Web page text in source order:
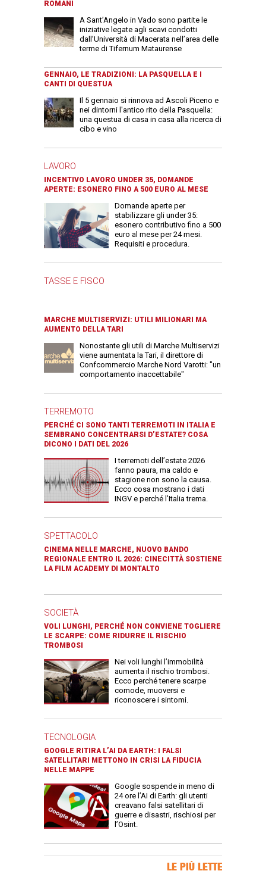
ROMANI
A Sant’Angelo in Vado sono partite le
iniziative legate agli scavi condotti
dall’Università di Macerata nell’area delle
terme di Tifernum Mataurense
GENNAIO, LE TRADIZIONI: LA PASQUELLA E I
CANTI DI QUESTUA
Il 5 gennaio si rinnova ad Ascoli Piceno e
nei dintorni l'antico rito della Pasquella:
una questua di casa in casa alla ricerca di
cibo e vino
LAVORO
INCENTIVO LAVORO UNDER 35, DOMANDE
APERTE: ESONERO FINO A 500 EURO AL MESE
Domande aperte per
stabilizzare gli under 35:
esonero contributivo fino a 500
euro al mese per 24 mesi.
Requisiti e procedura.
TASSE E FISCO
MARCHE MULTISERVIZI: UTILI MILIONARI MA
AUMENTO DELLA TARI
Nonostante gli utili di Marche Multiservizi
viene aumentata la Tari, il direttore di
Confcommercio Marche Nord Varotti: "un
comportamento inaccettabile"
TERREMOTO
PERCHÉ CI SONO TANTI TERREMOTI IN ITALIA E
SEMBRANO CONCENTRARSI D’ESTATE? COSA
DICONO I DATI DEL 2026
I terremoti dell’estate 2026
fanno paura, ma caldo e
stagione non sono la causa.
Ecco cosa mostrano i dati
INGV e perché l’Italia trema.
SPETTACOLO
CINEMA NELLE MARCHE, NUOVO BANDO
REGIONALE ENTRO IL 2026: CINECITTÀ SOSTIENE
LA FILM ACADEMY DI MONTALTO
SOCIETÀ
VOLI LUNGHI, PERCHÉ NON CONVIENE TOGLIERE
LE SCARPE: COME RIDURRE IL RISCHIO
TROMBOSI
Nei voli lunghi l’immobilità
aumenta il rischio trombosi.
Ecco perché tenere scarpe
comode, muoversi e
riconoscere i sintomi.
TECNOLOGIA
GOOGLE RITIRA L’AI DA EARTH: I FALSI
SATELLITARI METTONO IN CRISI LA FIDUCIA
NELLE MAPPE
Google sospende in meno di
24 ore l’AI di Earth: gli utenti
creavano falsi satellitari di
guerre e disastri, rischiosi per
l’Osint.
LE PIÙ LETTE